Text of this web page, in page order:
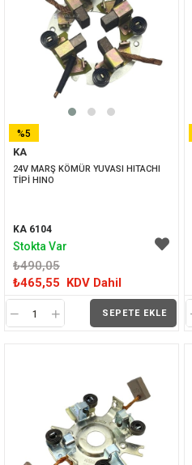
KA
24V MARŞ KÖMÜR YUVASI HITACHI
TİPİ HINO
KA 6104
₺490,05
₺465,55 KDV Dahil
SEPETE EKLE
%5
İNDIRIM
Stokta Var